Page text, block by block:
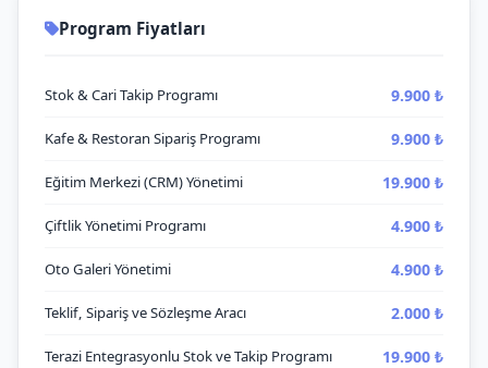
Program Fiyatları
Stok & Cari Takip Programı 9.900 ₺
Kafe & Restoran Sipariş Programı 9.900 ₺
Eğitim Merkezi (CRM) Yönetimi 19.900 ₺
Çiftlik Yönetimi Programı 4.900 ₺
Oto Galeri Yönetimi 4.900 ₺
Teklif, Sipariş ve Sözleşme Aracı 2.000 ₺
Terazi Entegrasyonlu Stok ve Takip Programı 19.900 ₺